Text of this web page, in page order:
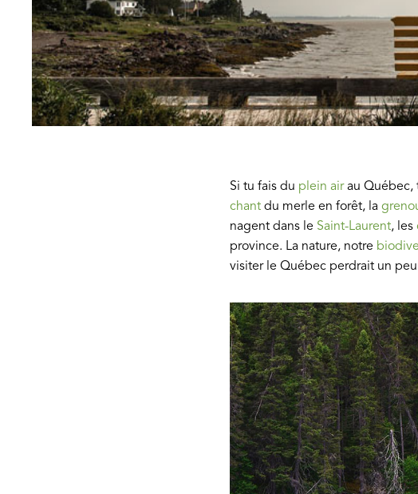
Si tu fais du plein airau Québec,
chant du merle en forêt, la
nagent dans le Saint-Laurent, les
province. La nature, notre
visiter le Québec perdrait un